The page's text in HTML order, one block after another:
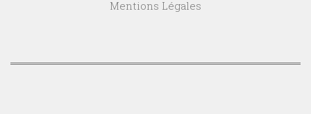
Mentions Légales